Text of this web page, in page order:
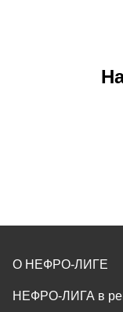
О НЕФРО-ЛИГЕ
НЕФРО-ЛИГА в